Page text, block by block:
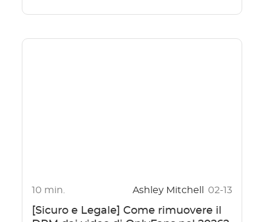
10 min. Ashley Mitchell 02-13
[Sicuro e Legale] Come rimuovere il